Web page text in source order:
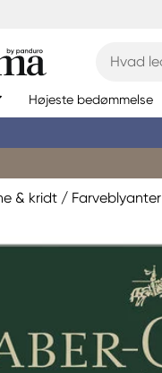
Højeste bedømmelse
& kridt Farveblyanter